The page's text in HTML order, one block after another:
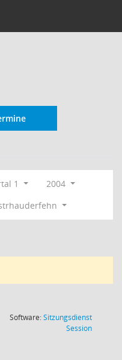
1
2004
Software:Sitzungsdienst
Session(Wird in